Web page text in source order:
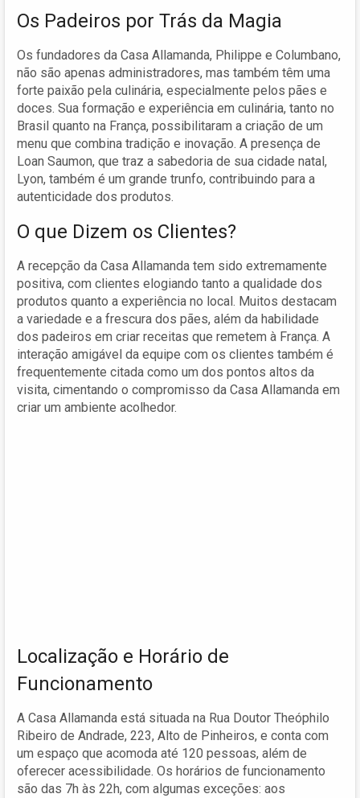
Os Padeiros por Trás da Magia
Os fundadores da Casa Allamanda, Philippe e Columbano,
não são apenas administradores, mas também têm uma
forte paixão pela culinária, especialmente pelos pães e
doces. Sua formação e experiência em culinária, tanto no
Brasil quanto na França, possibilitaram a criação de um
menu que combina tradição e inovação. A presença de
Loan Saumon, que traz a sabedoria de sua cidade natal,
Lyon, também é um grande trunfo, contribuindo para a
autenticidade dos produtos.
O que Dizem os Clientes?
A recepção da Casa Allamanda tem sido extremamente
positiva, com clientes elogiando tanto a qualidade dos
produtos quanto a experiência no local. Muitos destacam
a variedade e a frescura dos pães, além da habilidade
dos padeiros em criar receitas que remetem à França. A
interação amigável da equipe com os clientes também é
frequentemente citada como um dos pontos altos da
visita, cimentando o compromisso da Casa Allamanda em
criar um ambiente acolhedor.
Localização e Horário de
Funcionamento
A Casa Allamanda está situada na Rua Doutor Theóphilo
Ribeiro de Andrade, 223, Alto de Pinheiros, e conta com
um espaço que acomoda até 120 pessoas, além de
oferecer acessibilidade. Os horários de funcionamento
são das 7h às 22h, com algumas exceções: aos